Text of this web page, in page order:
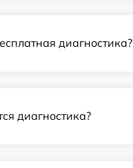
диагностика?
диагностика?